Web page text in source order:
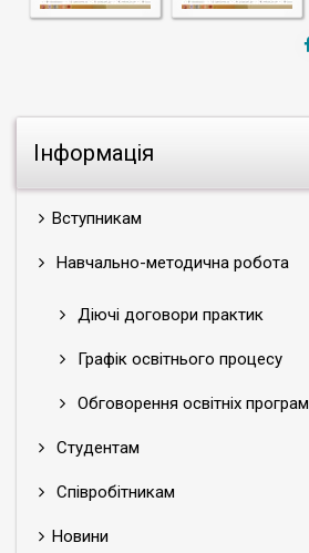
Інформація
Вступникам
Навчально-методична робота
Діючі договори практик
Графік освітнього процесу
Обговорення освітніх програм
Студентам
Співробітникам
Новини